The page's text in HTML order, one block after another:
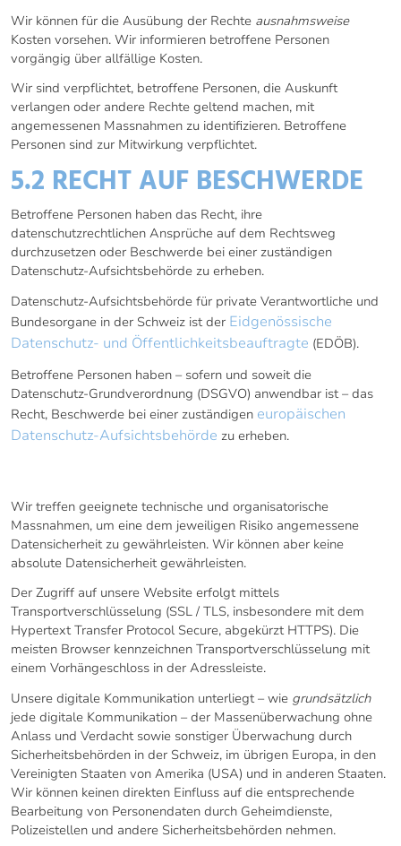
Wir können für die Ausübung der Rechte ausnahmsweise
Kosten vorsehen. Wir informieren betroffene Personen
vorgängig über allfällige Kosten.
Wir sind verpflichtet, betroffene Personen, die Auskunft
verlangen oder andere Rechte geltend machen, mit
angemessenen Massnahmen zu identifizieren. Betroffene
Personen sind zur Mitwirkung verpflichtet.
5.2 RECHT AUF BESCHWERDE
Betroffene Personen haben das Recht, ihre
datenschutzrechtlichen Ansprüche auf dem Rechtsweg
durchzusetzen oder Beschwerde bei einer zuständigen
Datenschutz-Aufsichtsbehörde zu erheben.
Datenschutz-Aufsichtsbehörde für private Verantwortliche und
Bundesorgane in der Schweiz ist der Eidgenössische
Datenschutz- und Öffentlichkeitsbeauftragte (EDÖB).
Betroffene Personen haben – sofern und soweit die
Datenschutz-Grundverordnung (DSGVO) anwendbar ist – das
Recht, Beschwerde bei einer zuständigen europäischen
Datenschutz-Aufsichtsbehörde zu erheben.
Wir treffen geeignete technische und organisatorische
Massnahmen, um eine dem jeweiligen Risiko angemessene
Datensicherheit zu gewährleisten. Wir können aber keine
absolute Datensicherheit gewährleisten.
Der Zugriff auf unsere Website erfolgt mittels
Transportverschlüsselung (SSL / TLS, insbesondere mit dem
Hypertext Transfer Protocol Secure, abgekürzt HTTPS). Die
meisten Browser kennzeichnen Transportverschlüsselung mit
einem Vorhängeschloss in der Adressleiste.
Unsere digitale Kommunikation unterliegt – wie grundsätzlich
jede digitale Kommunikation – der Massenüberwachung ohne
Anlass und Verdacht sowie sonstiger Überwachung durch
Sicherheitsbehörden in der Schweiz, im übrigen Europa, in den
Vereinigten Staaten von Amerika (USA) und in anderen Staaten.
Wir können keinen direkten Einfluss auf die entsprechende
Bearbeitung von Personendaten durch Geheimdienste,
Polizeistellen und andere Sicherheitsbehörden nehmen.